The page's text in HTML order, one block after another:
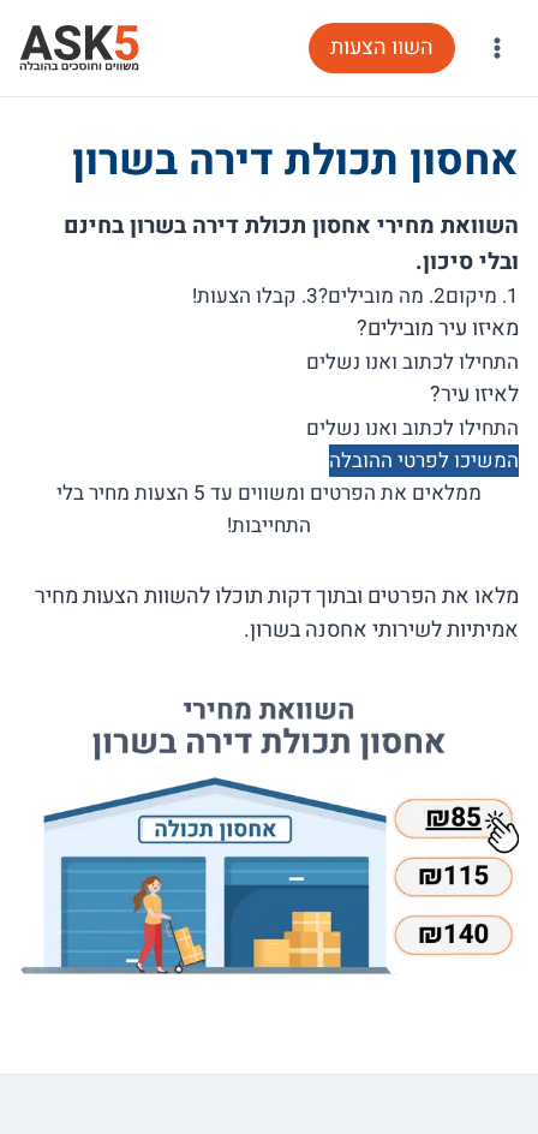
השוו הצעות
אחסון תכולת דירה בשרון
השוואת מחירי אחסון תכולת דירה בשרון בחינם
ובלי סיכון.
1. מיקום 2. מה מובילים? 3. קבלו הצעות!
מאיזו עיר מובילים?
לאיזו עיר?
המשיכו לפרטי ההובלה
ממלאים את הפרטים ומשווים עד 5 הצעות מחיר בלי
התחייבות!
מלאו את הפרטים ובתוך דקות תוכלו להשוות הצעות מחיר
אמיתיות לשירותי אחסנה בשרון.